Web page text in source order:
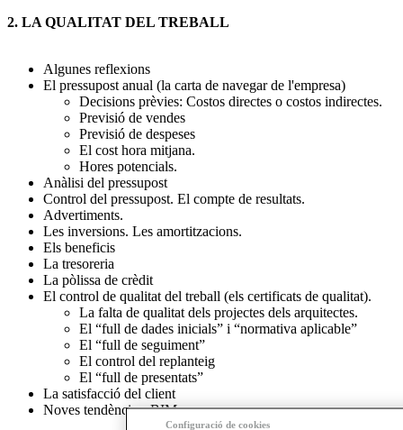
2. LA QUALITAT DEL TREBALL
Algunes reflexions
El pressupost anual (la carta de navegar de l'empresa)
Decisions prèvies: Costos directes o costos indirectes.
Previsió de vendes
Previsió de despeses
El cost hora mitjana.
Hores potencials.
Anàlisi del pressupost
Control del pressupost. El compte de resultats.
Advertiments.
Les inversions. Les amortitzacions.
Els beneficis
La tresoreria
La pòlissa de crèdit
El control de qualitat del treball (els certificats de qualitat).
La falta de qualitat dels projectes dels arquitectes.
El “full de dades inicials” i “normativa aplicable”
El “full de seguiment”
El control del replanteig
El “full de presentats”
La satisfacció del client
Noves tendències: BIM
Configuració de cookies